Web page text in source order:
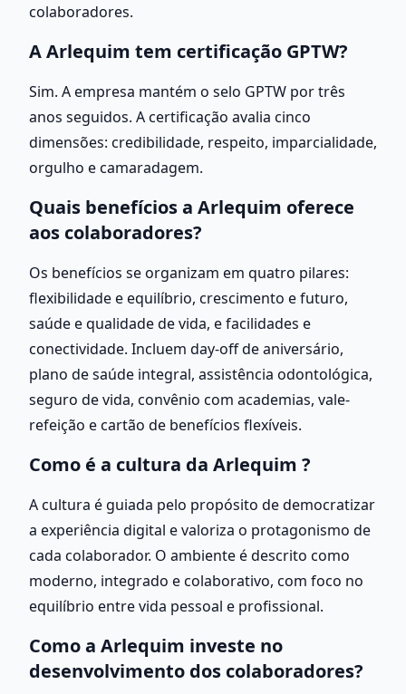
colaboradores.
A Arlequim tem certificação GPTW?
Sim. A empresa mantém o selo GPTW por três
anos seguidos. A certificação avalia cinco
dimensões: credibilidade, respeito, imparcialidade,
orgulho e camaradagem.
Quais benefícios a Arlequim oferece
aos colaboradores?
Os benefícios se organizam em quatro pilares:
flexibilidade e equilíbrio, crescimento e futuro,
saúde e qualidade de vida, e facilidades e
conectividade. Incluem day-off de aniversário,
plano de saúde integral, assistência odontológica,
seguro de vida, convênio com academias, vale-
refeição e cartão de benefícios flexíveis.
Como é a cultura da Arlequim ?
A cultura é guiada pelo propósito de democratizar
a experiência digital e valoriza o protagonismo de
cada colaborador. O ambiente é descrito como
moderno, integrado e colaborativo, com foco no
equilíbrio entre vida pessoal e profissional.
Como a Arlequim investe no
desenvolvimento dos colaboradores?